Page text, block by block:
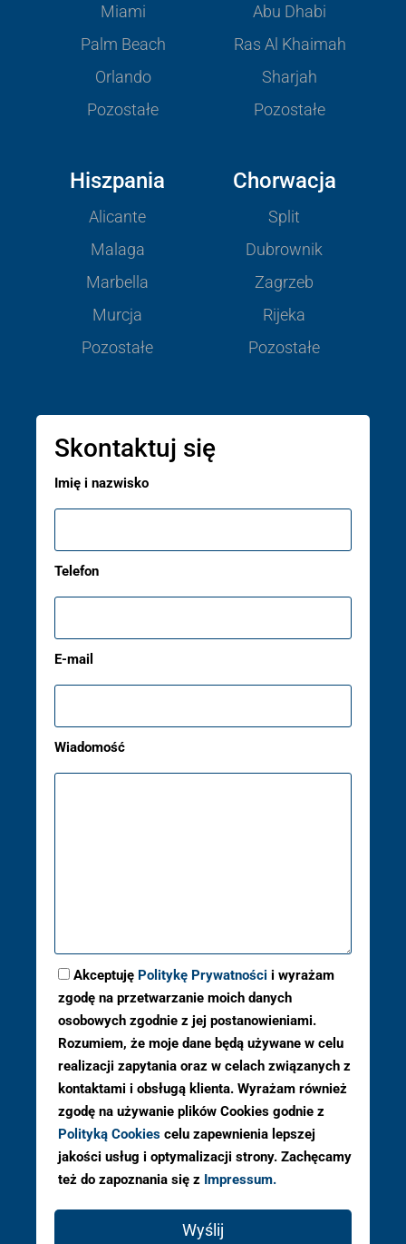
Miami
Palm Beach
Orlando
Pozostałe
Abu Dhabi
Ras Al Khaimah
Sharjah
Pozostałe
Hiszpania
Alicante
Malaga
Marbella
Murcja
Pozostałe
Chorwacja
Split
Dubrownik
Zagrzeb
Rijeka
Pozostałe
Skontaktuj się
Imię i nazwisko
Telefon
E-mail
Wiadomość
Akceptuję Politykę Prywatności i wyrażam
zgodę na przetwarzanie moich danych
osobowych zgodnie z jej postanowieniami.
Rozumiem, że moje dane będą używane w celu
realizacji zapytania oraz w celach związanych z
kontaktami i obsługą klienta. Wyrażam również
zgodę na używanie plików Cookies godnie z
Polityką Cookies celu zapewnienia lepszej
jakości usług i optymalizacji strony. Zachęcamy
też do zapoznania się z Impressum.
Wyślij